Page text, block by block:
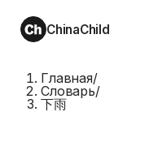
ChinaChild
Главная/
Словарь/
下雨